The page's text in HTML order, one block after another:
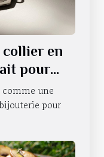
en
pour
comme une
pour